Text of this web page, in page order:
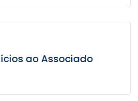
dos trabalhadores da ECT em
ao Associado